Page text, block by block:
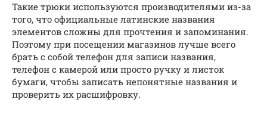
Такие трюки используются производителями из-за
того, что официальные латинские названия
элементов сложны для прочтения и запоминания.
Поэтому при посещении магазинов лучше всего
брать с собой телефон для записи названия,
телефон с камерой или просто ручку и листок
бумаги, чтобы записать непонятные названия и
проверить их расшифровку.